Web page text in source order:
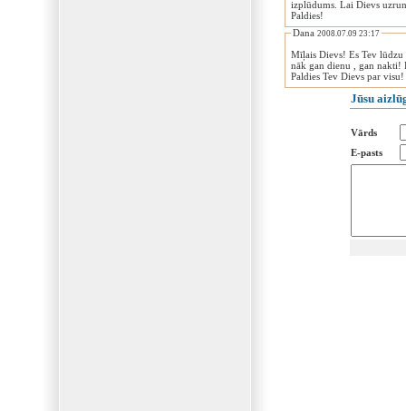
Paldies!
Dana 2008.07.09 23:17
Mīļais Dievs! Es Tev
nāk gan dienu , gan nakti!
Paldies Tev Dievs par visu!
Jūsu
Vārds
E-pasts